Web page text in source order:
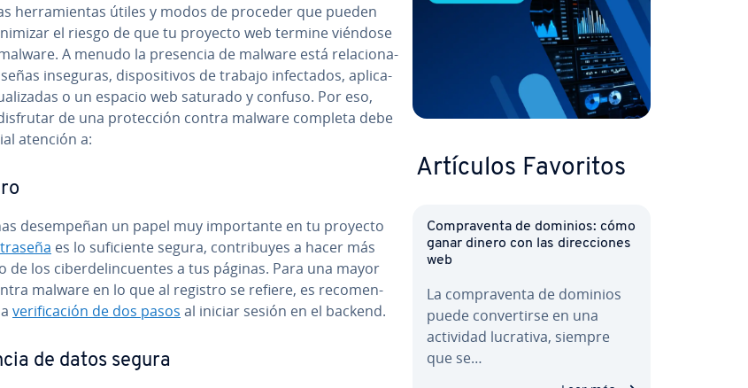
he­rra­mie­n­tas útiles y modos de proceder que pueden
el riesgo de que tu proyecto web termine viéndose
A menudo la presencia de malware está re­la­cio­na­
inseguras, di­s­po­si­ti­vos de trabajo in­fe­c­ta­dos, apli­ca­
o un espacio web saturado y confuso. Por eso,
de una pro­te­c­ción contra malware completa debe
atención a:
de­sem­pe­ñan un papel muy im­po­r­ta­n­te en tu proyecto
es lo su­fi­cie­n­te segura, co­n­tri­bu­yes a hacer más
de los ci­be­r­de­li­n­cue­n­tes a tus páginas. Para una mayor
malware en lo que al registro se refiere, es re­co­me­n­
ve­ri­fi­ca­ción de dos pasos al iniciar sesión en el backend.
de datos segura
Artículos Favoritos
Co­m­pra­ve­n­ta de dominios: cómo
ganar dinero con las di­re­c­cio­nes
web
La co­m­pra­ve­n­ta de dominios
puede co­n­ve­r­ti­r­se en una
actividad lucrativa, siempre
que se…